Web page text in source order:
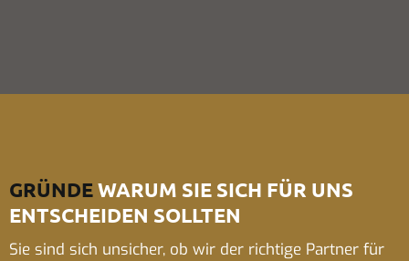
GRÜNDEWARUM SIE SICH FÜR UNS
ENTSCHEIDEN SOLLTEN
Sie sind sich unsicher, ob wir der richtige Partner für